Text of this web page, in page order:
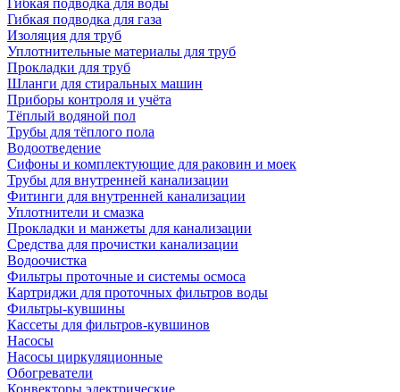
Гибкая подводка для воды
Гибкая подводка для газа
Изоляция для труб
Уплотнительные материалы для труб
Прокладки для труб
Шланги для стиральных машин
Приборы контроля и учёта
Тёплый водяной пол
Трубы для тёплого пола
Водоотведение
Сифоны и комплектующие для раковин и моек
Трубы для внутренней канализации
Фитинги для внутренней канализации
Уплотнители и смазка
Прокладки и манжеты для канализации
Средства для прочистки канализации
Водоочистка
Фильтры проточные и системы осмоса
Картриджи для проточных фильтров воды
Фильтры-кувшины
Кассеты для фильтров-кувшинов
Насосы
Насосы циркуляционные
Обогреватели
Конвекторы электрические